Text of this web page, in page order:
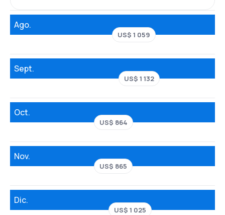
Ago.
US$ 1 059
Sept.
US$ 1 132
Oct.
US$ 864
Nov.
US$ 865
Dic.
US$ 1 025